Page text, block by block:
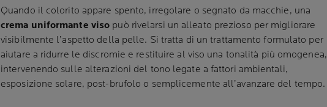
Quando il colorito appare spento, irregolare o segnato da macchie, una
crema uniformante viso può rivelarsi un alleato prezioso per migliorare
visibilmente l’aspetto della pelle. Si tratta di un trattamento formulato per
aiutare a ridurre le discromie e restituire al viso una tonalità più omogenea,
intervenendo sulle alterazioni del tono legate a fattori ambientali,
esposizione solare, post-brufolo o semplicemente all’avanzare del tempo.